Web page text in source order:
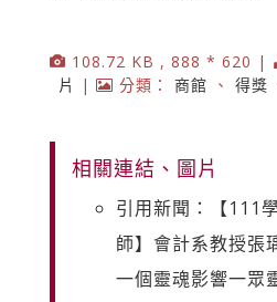
108.72 KB , 888 * 620 |
片
| 分類： 商館 、 得獎
相關連結、圖片
引用新聞：【111
師】會計系教授張
一個靈魂影響一眾